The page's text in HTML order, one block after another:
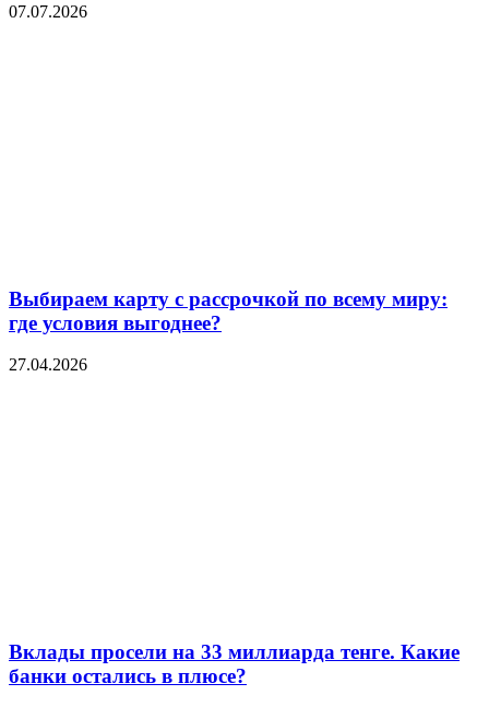
07.07.2026
Выбираем карту с рассрочкой по всему миру:
где условия выгоднее?
27.04.2026
Вклады просели на 33 миллиарда тенге. Какие
банки остались в плюсе?